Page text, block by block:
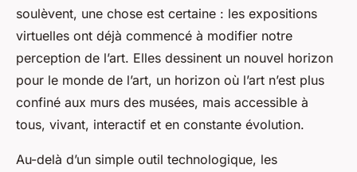
soulèvent, une chose est certaine : les expositions
virtuelles ont déjà commencé à modifier notre
perception de l’art. Elles dessinent un nouvel horizon
pour le monde de l’art, un horizon où l’art n’est plus
confiné aux murs des musées, mais accessible à
tous, vivant, interactif et en constante évolution.
Au-delà d’un simple outil technologique, les